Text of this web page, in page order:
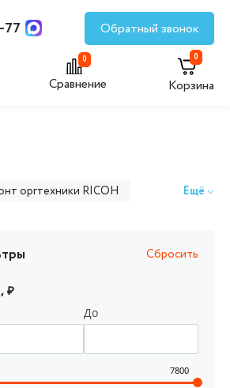
77 Обратный звонок
0
Сравнение
0
Корзина
оргтехники RICOH
БУЛАТ
Ещё
Сбросить
₽
До
7800